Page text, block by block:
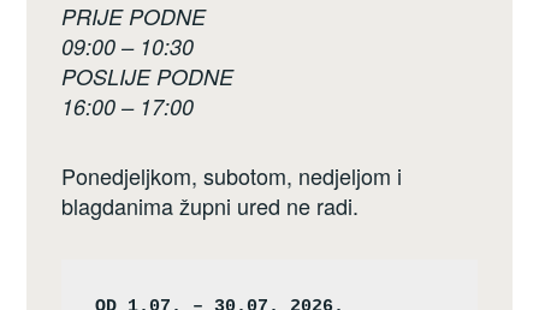
PRIJE PODNE
09:00 – 10:30
POSLIJE PODNE
16:00 – 17:00
Ponedjeljkom, subotom, nedjeljom i
blagdanima župni ured ne radi.